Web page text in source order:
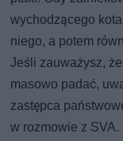
wychodzącego
niego, a potem
Jeśli zauważysz,
masowo padać,
zastępca
w rozmowie z SVA.